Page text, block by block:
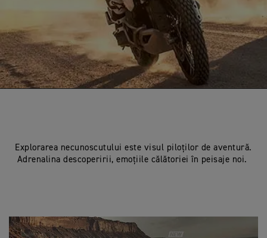
Explorarea necunoscutului este visul piloților de aventură.
Adrenalina descoperirii, emoțiile călătoriei în peisaje noi.